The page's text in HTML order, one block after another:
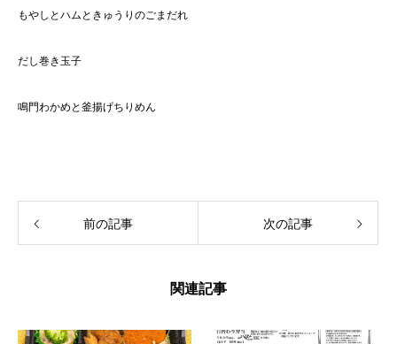
もやしとハムときゅうりのごまだれ
だし巻き玉子
鳴門わかめと釜揚げちりめん
前の記事 次の記事
関連記事